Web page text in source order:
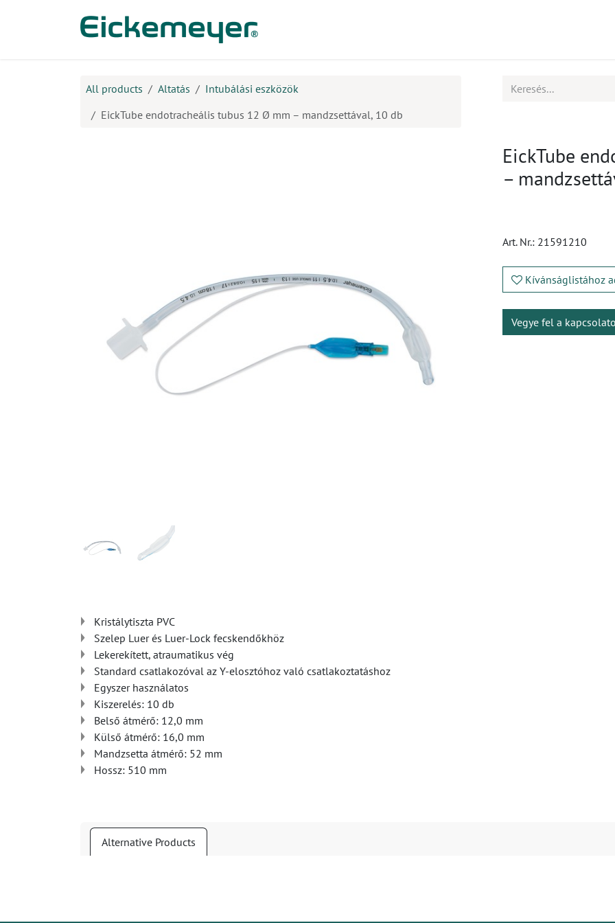
All products Altatás
Intubálási eszközök
EickTube endotracheális tubus 12 Ø mm – mandzsettával, 10 db
EickTube
–
Art. Nr.: 21591210
Kívánságlistához
Vegye fel a
Kristálytiszta PVC
Szelep Luer és Luer-Lock fecskendőkhöz
Lekerekített, atraumatikus vég
Standard csatlakozóval az Y-elosztóhoz való csatlakoztatáshoz
Egyszer használatos
Kiszerelés: 10 db
Belső átmérő: 12,0 mm
Külső átmérő: 16,0 mm
Mandzsetta átmérő: 52 mm
Hossz: 510 mm
Alternative Products